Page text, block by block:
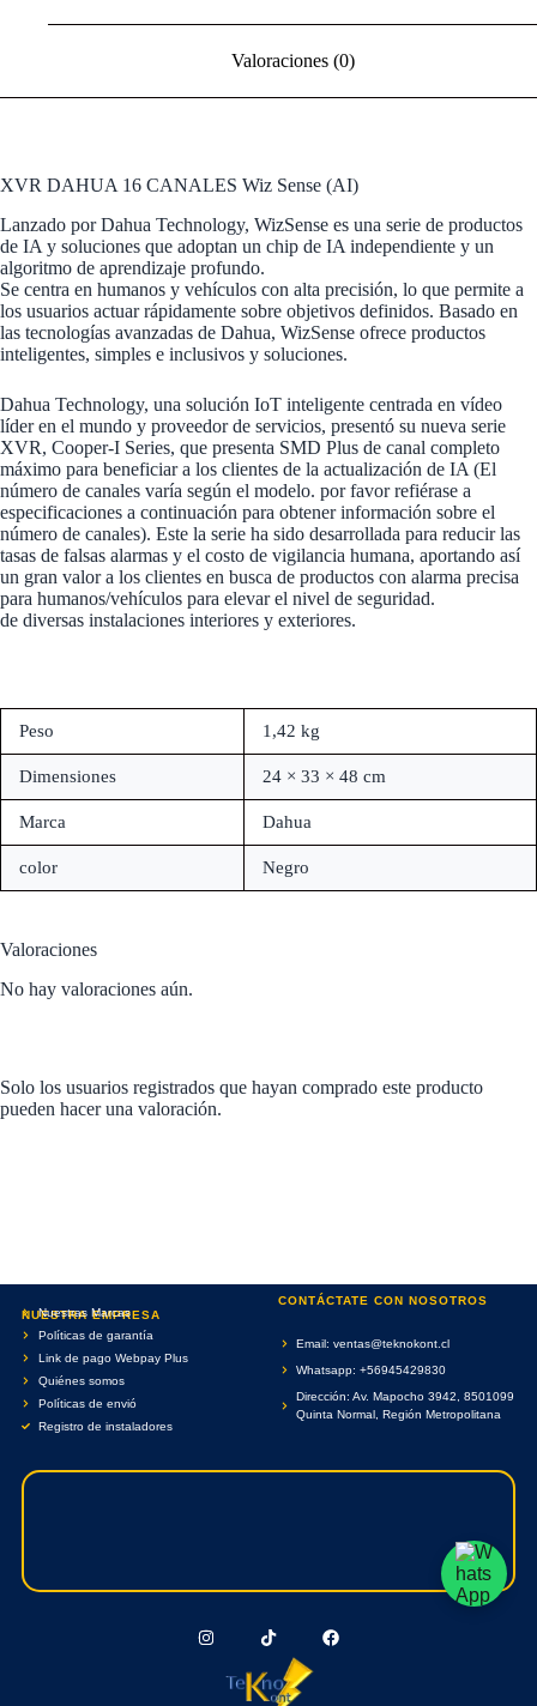
Valoraciones (0)
XVR DAHUA 16 CANALES Wiz Sense (AI)
Lanzado por Dahua Technology, WizSense es una serie de productos
de IA y soluciones que adoptan un chip de IA independiente y un
algoritmo de aprendizaje profundo.
Se centra en humanos y vehículos con alta precisión, lo que permite a
los usuarios actuar rápidamente sobre objetivos definidos. Basado en
las tecnologías avanzadas de Dahua, WizSense ofrece productos
inteligentes, simples e inclusivos y soluciones.
Dahua Technology, una solución IoT inteligente centrada en vídeo
líder en el mundo y proveedor de servicios, presentó su nueva serie
XVR, Cooper-I Series, que presenta SMD Plus de canal completo
máximo para beneficiar a los clientes de la actualización de IA (El
número de canales varía según el modelo. por favor refiérase a
especificaciones a continuación para obtener información sobre el
número de canales). Este la serie ha sido desarrollada para reducir las
tasas de falsas alarmas y el costo de vigilancia humana, aportando así
un gran valor a los clientes en busca de productos con alarma precisa
para humanos/vehículos para elevar el nivel de seguridad.
de diversas instalaciones interiores y exteriores.
Peso 1,42 kg
Dimensiones 24 × 33 × 48 cm
Marca Dahua
color Negro
Valoraciones
No hay valoraciones aún.
Solo los usuarios registrados que hayan comprado este producto
pueden hacer una valoración.
NUESTRA EMPRESA
Nuestras Marcas
Políticas de garantía
Link de pago Webpay Plus
Quiénes somos
Políticas de envió
Registro de instaladores
CONTÁCTATE CON NOSOTROS
Email: ventas@teknokont.cl
Whatsapp: +56945429830
Dirección: Av. Mapocho 3942, 8501099
Quinta Normal, Región Metropolitana